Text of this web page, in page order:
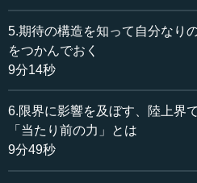
ったとき、そこを「限界」と見
ランプであって、どこかにスイ
のか。この点についてはいかが
場であがいたかを見ます。
―― あがいたか？
5.期待の構造を知って自分なり
をつかんでおく
9分14秒
6.限界に影響を及ぼす、陸上界
「当たり前の力」とは
9分49秒